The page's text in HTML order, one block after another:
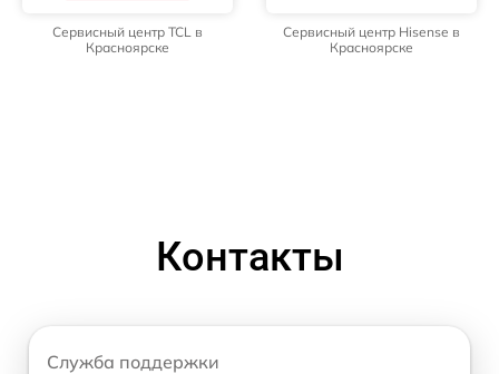
Сервисный центр TCL в
Красноярске
Сервисный центр Hisense в
Красноярске
Контакты
Служба поддержки